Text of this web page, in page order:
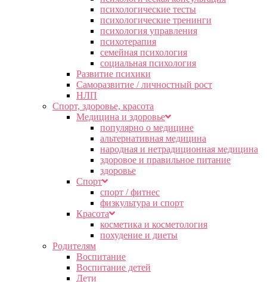
психологические тесты
психологические тренинги
психология управления
психотерапия
семейная психология
социальная психология
Развитие психики
Саморазвитие / личностный рост
НЛП
Спорт, здоровье, красота
Медицина и здоровье
популярно о медицине
альтернативная медицина
народная и нетрадиционная медицина
здоровое и правильное питание
здоровье
Спорт
спорт / фитнес
физкультура и спорт
Красота
косметика и косметология
похудение и диеты
Родителям
Воспитание
Воспитание детей
Дети